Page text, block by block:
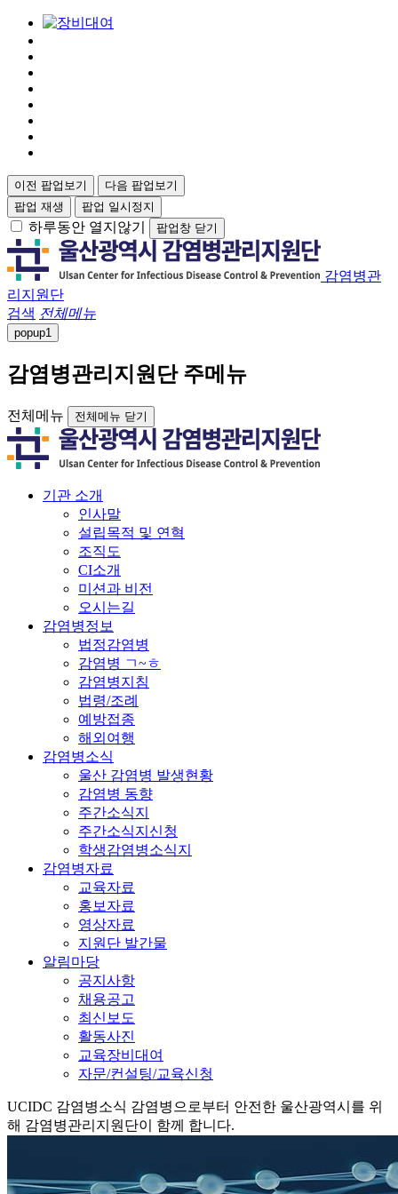
이전 팝업보기
다음 팝업보기
팝업 재생
팝업 일시정지
하루동안 열지않기 팝업창 닫기
감염병관
리지원단
검색 전체메뉴
popup1
감염병관리지원단 주메뉴
전체메뉴 전체메뉴 닫기
기관 소개
인사말
설립목적 및 연혁
조직도
CI소개
미션과 비전
오시는길
감염병정보
법정감염병
감염병 ㄱ~ㅎ
감염병지침
법령/조례
예방접종
해외여행
감염병소식
울산 감염병 발생현황
감염병 동향
주간소식지
주간소식지신청
학생감염병소식지
감염병자료
교육자료
홍보자료
영상자료
지원단 발간물
알림마당
공지사항
채용공고
최신보도
활동사진
교육장비대여
자문/컨설팅/교육신청
UCIDC 감염병소식 감염병으로부터 안전한 울산광역시를 위
해 감염병관리지원단이 함께 합니다.